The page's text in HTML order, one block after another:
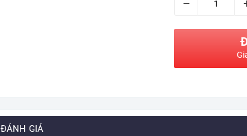
–
ĐÁNH GIÁ